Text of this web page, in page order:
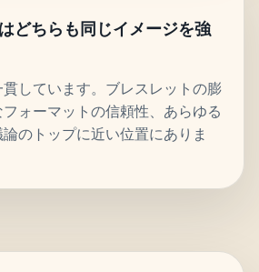
どちらも同じイメージを強
しています。ブレスレットの膨
ォーマットの信頼性、あらゆる
のトップに近い位置にありま